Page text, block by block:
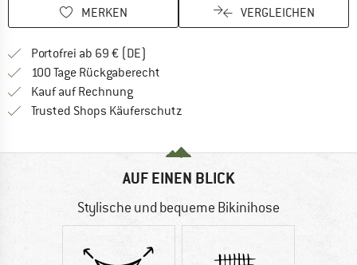
MERKEN VERGLEICHEN
Portofrei ab 69 € (DE)
100 Tage Rückgaberecht
Kauf auf RechnungFinde die Zahlungs-Infos hier! Öffnet
Trusted Shops Käuferschutz
AUF EINEN BLICK
Stylische und bequeme Bikinihose